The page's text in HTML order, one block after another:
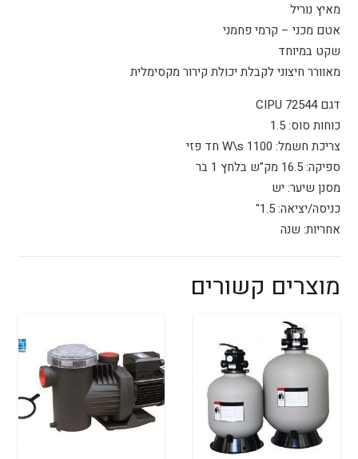
מאיץ נוריל
אטם מכני – קרמי פחמני
שקט במיוחד
מאוורר חיצוני לקבלת יכולת קירור מקסימלית
דגם CIPU 72544
כוחות סוס: 1.5
צריכת חשמל: 1100 W\s חד פזי
ספיקה: 16.5 מק"ש בלחץ 1 בר
מסנן שיער: יש
כניסה/יציאה: 1.5"
אחריות: שנה
מוצרים קשורים